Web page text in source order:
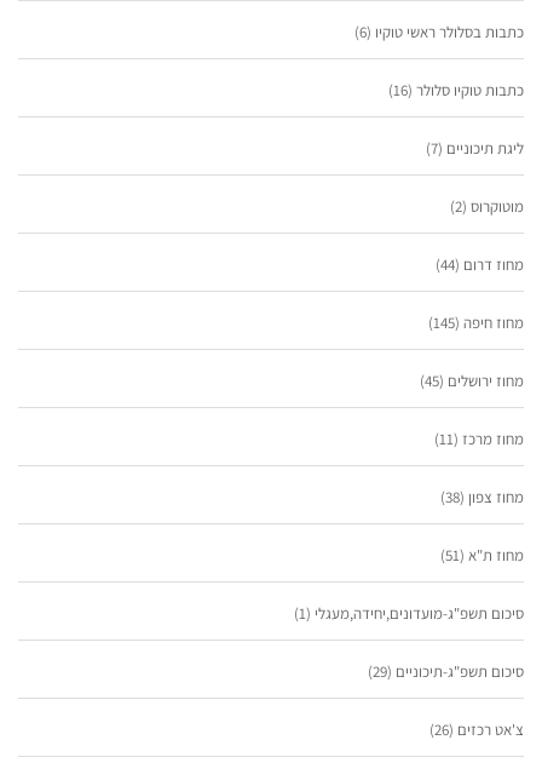
כתבות בסלולר ראשי טוקיו (6)
כתבות טוקיו סלולר (16)
ליגת תיכוניים (7)
מוטוקרוס (2)
מחוז דרום (44)
מחוז חיפה (145)
מחוז ירושלים (45)
מחוז מרכז (11)
מחוז צפון (38)
מחוז ת"א (51)
סיכום תשפ"ג-מועדונים,יחידה,מעגלי (1)
סיכום תשפ"ג-תיכוניים (29)
צ'אט רכזים (26)